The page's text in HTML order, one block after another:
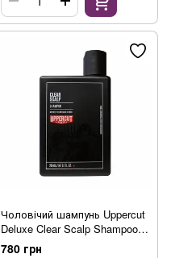
Чоловічий шампунь Uppercut
Deluxe Clear Scalp Shampoo
240ml
780 грн